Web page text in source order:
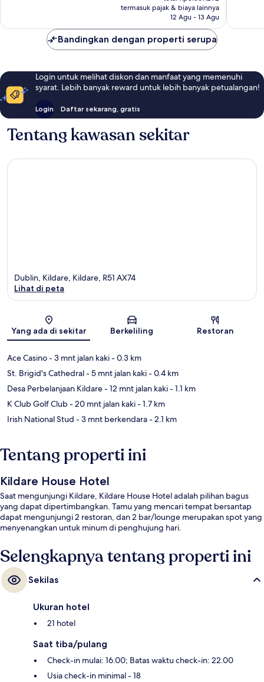
Rp3.222.382
termasuk pajak & biaya lainnya
12 Agu - 13 Agu
Bandingkan dengan properti serupa
Login untuk melihat diskon dan manfaat yang memenuhi
syarat. Lebih banyak reward untuk lebih banyak petualangan!
Login Daftar sekarang, gratis
Tentang kawasan sekitar
Peta
Dublin, Kildare, Kildare, R51 AX74
Lihat di peta
Yang ada di sekitar Berkeliling Restoran
Ace Casino- 3 mnt jalan kaki- 0.3 km
St. Brigid's Cathedral- 5 mnt jalan kaki- 0.4 km
Desa Perbelanjaan Kildare- 12 mnt jalan kaki- 1.1 km
K Club Golf Club- 20 mnt jalan kaki- 1.7 km
Irish National Stud - 3 mnt berkendara- 2.1 km
Tentang properti ini
Kildare House Hotel
Saat mengunjungi Kildare, Kildare House Hotel adalah pilihan bagus
yang dapat dipertimbangkan. Tamu yang mencari tempat bersantap
dapat mengunjungi 2 restoran, dan 2 bar/lounge merupakan spot yang
menyenangkan untuk minum di penghujung hari.
Selengkapnya tentang properti ini
Sekilas
Ukuran hotel
21 hotel
Saat tiba/pulang
Check-in mulai: 16.00; Batas waktu check-in: 22.00
Usia check-in minimal - 18